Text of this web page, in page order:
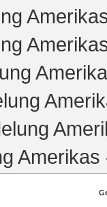
Amerikas